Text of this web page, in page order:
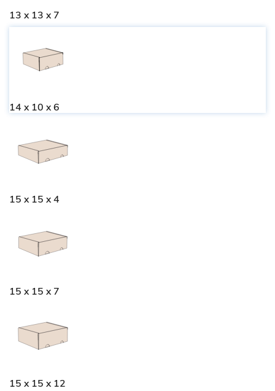
13 x 13 x 7
14 x 10 x 6
15 x 15 x 4
15 x 15 x 7
15 x 15 x 12